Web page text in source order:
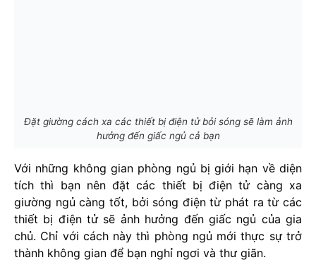
Đặt giường cách xa các thiết bị điện tử bỏi sóng sẽ làm ảnh
hưởng đến giấc ngủ cả bạn
Với những không gian phòng ngủ bị giới hạn về diện
tích thì bạn nên đặt các thiết bị điện tử càng xa
giường ngủ càng tốt, bởi sóng điện từ phát ra từ các
thiết bị điện tử sẽ ảnh hưởng đến giấc ngủ của gia
chủ. Chỉ với cách này thì phòng ngủ mới thực sự trở
thành không gian để bạn nghỉ ngơi và thư giãn.